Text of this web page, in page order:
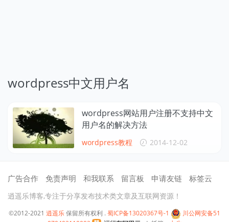
wordpress中文用户名
wordpress网站用户注册不支持中文
用户名的解决方法
wordpress教程 2014-12-02
广告合作 免责声明 和我联系 留言板 申请友链 标签云
逍遥乐博客,专注于分享发布技术类文章及互联网资源！
©2012-2021 逍遥乐保留所有权利 . 蜀ICP备13020367号-1
川公网安备51